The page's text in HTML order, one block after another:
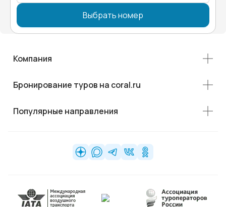
Выбрать номер
Компания
Бронирование туров на coral.ru
Популярные направления